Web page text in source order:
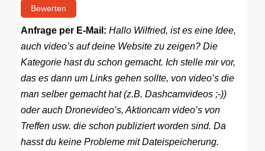
Anfrage per E-Mail: Hallo Wilfried, ist es eine Idee,
auch video’s auf deine Website zu zeigen? Die
Kategorie hast du schon gemacht. Ich stelle mir vor,
das es dann um Links gehen sollte, von video’s die
man selber gemacht hat (z.B. Dashcamvideos ;-))
oder auch Dronevideo’s, Aktioncam video’s von
Treffen usw. die schon publiziert worden sind. Da
hasst du keine Probleme mit Dateispeicherung.